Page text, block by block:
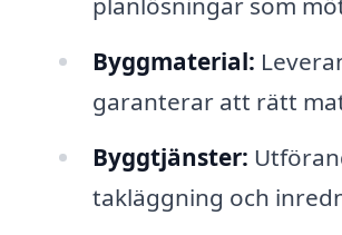
Byggmaterial:
garanterar att rätt
Byggtjänster:
takläggning och